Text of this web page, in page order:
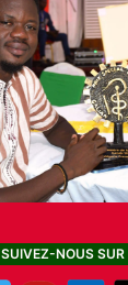
SUIVEZ-NOUS SUR